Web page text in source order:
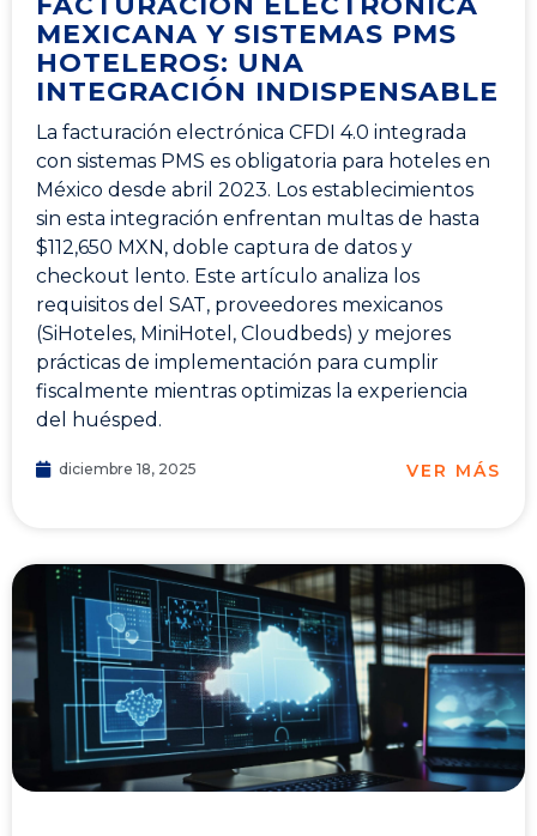
MEXICANA Y SISTEMAS PMS
HOTELEROS: UNA
INTEGRACIÓN INDISPENSABLE
La facturación electrónica CFDI 4.0 integrada
con sistemas PMS es obligatoria para hoteles en
México desde abril 2023. Los establecimientos
sin esta integración enfrentan multas de hasta
$112,650 MXN, doble captura de datos y
checkout lento. Este artículo analiza los
requisitos del SAT, proveedores mexicanos
(SiHoteles, MiniHotel, Cloudbeds) y mejores
prácticas de implementación para cumplir
fiscalmente mientras optimizas la experiencia
del huésped.
diciembre 18, 2025 VER MÁS